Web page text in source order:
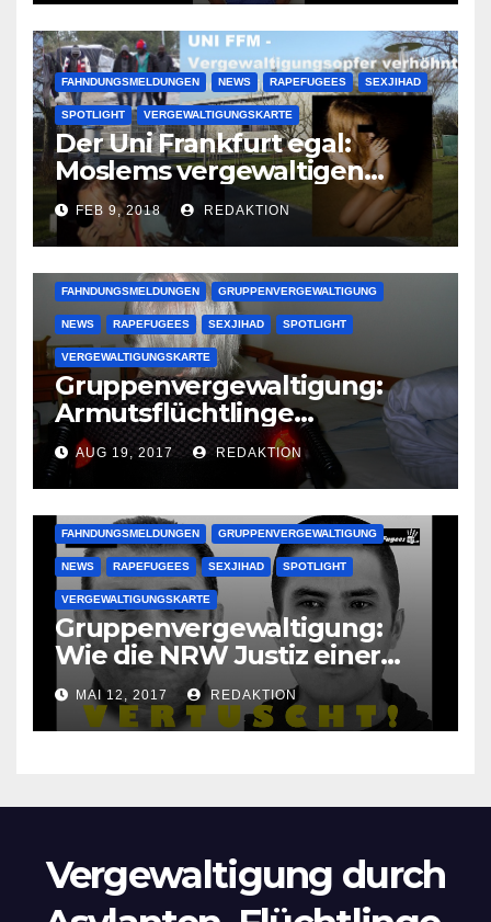
FAHNDUNGSMELDUNGEN NEWS RAPEFUGEES SEXJIHAD
SPOTLIGHT VERGEWALTIGUNGSKARTE
Der Uni Frankfurt egal:
Moslems vergewaltigen
deutsche Studentinnen auf
Uni-Campus
FEB 9, 2018 REDAKTION
FAHNDUNGSMELDUNGEN GRUPPENVERGEWALTIGUNG
NEWS RAPEFUGEES SEXJIHAD SPOTLIGHT
VERGEWALTIGUNGSKARTE
Gruppenvergewaltigung:
Armutsflüchtlinge
vergewaltigen bettlägerige
Oma im Schlaf
krankenhausreif
AUG 19, 2017 REDAKTION
FAHNDUNGSMELDUNGEN GRUPPENVERGEWALTIGUNG
NEWS RAPEFUGEES SEXJIHAD SPOTLIGHT
VERGEWALTIGUNGSKARTE
Gruppenvergewaltigung:
Wie die NRW Justiz einer
Lokalzeitung verbietet diese
Bilder zu veröffentlichen
MAI 12, 2017 REDAKTION
Vergewaltigung durch